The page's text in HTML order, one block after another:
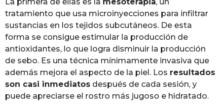
tratamiento que usa microinyecciones para infiltrar
sustancias en los tejidos subcutáneos. De esta
forma se consigue estimular la producción de
antioxidantes, lo que logra disminuir la producción
de sebo. Es una técnica mínimamente invasiva que
además mejora el aspecto de la piel. Los resultados
son casi inmediatos después de cada sesión, y
puede apreciarse el rostro más jugoso e hidratado.